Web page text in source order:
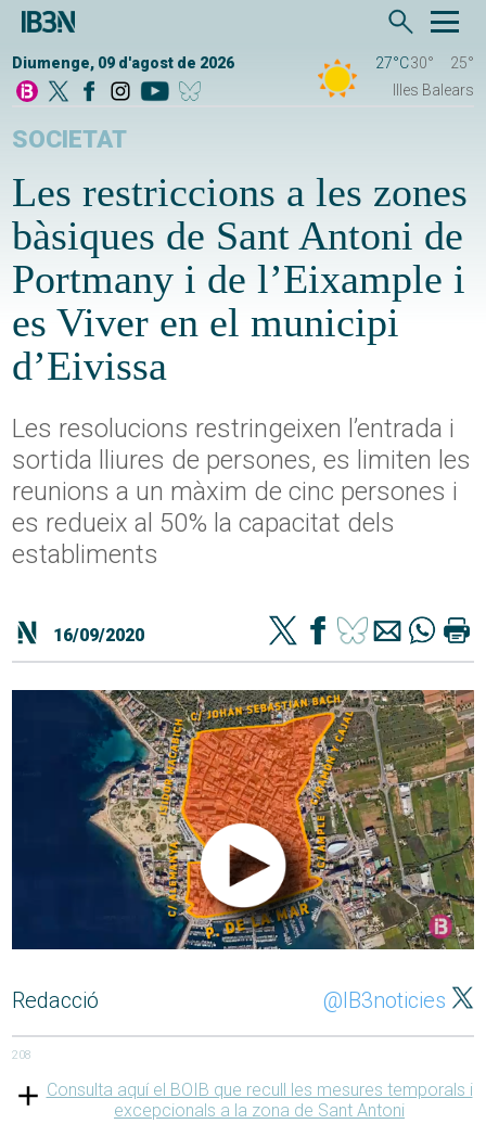
Diumenge, 09 d'agost de 2026 27°C30°
25°
Illes Balears
SOCIETAT
Les restriccions a les zones
bàsiques de Sant Antoni de
Portmany i de l’Eixample i
es Viver en el municipi
d’Eivissa
Les resolucions restringeixen l’entrada i
sortida lliures de persones, es limiten les
reunions a un màxim de cinc persones i
es redueix al 50% la capacitat dels
establiments
16/09/2020
Redacció @IB3noticies
208
Consulta aquí el BOIB que recull les mesures temporals i
excepcionals a la zona de Sant Antoni